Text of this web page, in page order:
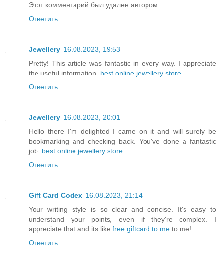
Этот комментарий был удален автором.
Ответить
Jewellery 16.08.2023, 19:53
Pretty! This article was fantastic in every way. I appreciate
the useful information. best online jewellery store
Ответить
Jewellery 16.08.2023, 20:01
Hello there I'm delighted I came on it and will surely be
bookmarking and checking back. You've done a fantastic
job. best online jewellery store
Ответить
Gift Card Codex 16.08.2023, 21:14
Your writing style is so clear and concise. It's easy to
understand your points, even if they're complex. I
appreciate that and its like free giftcard to me to me!
Ответить